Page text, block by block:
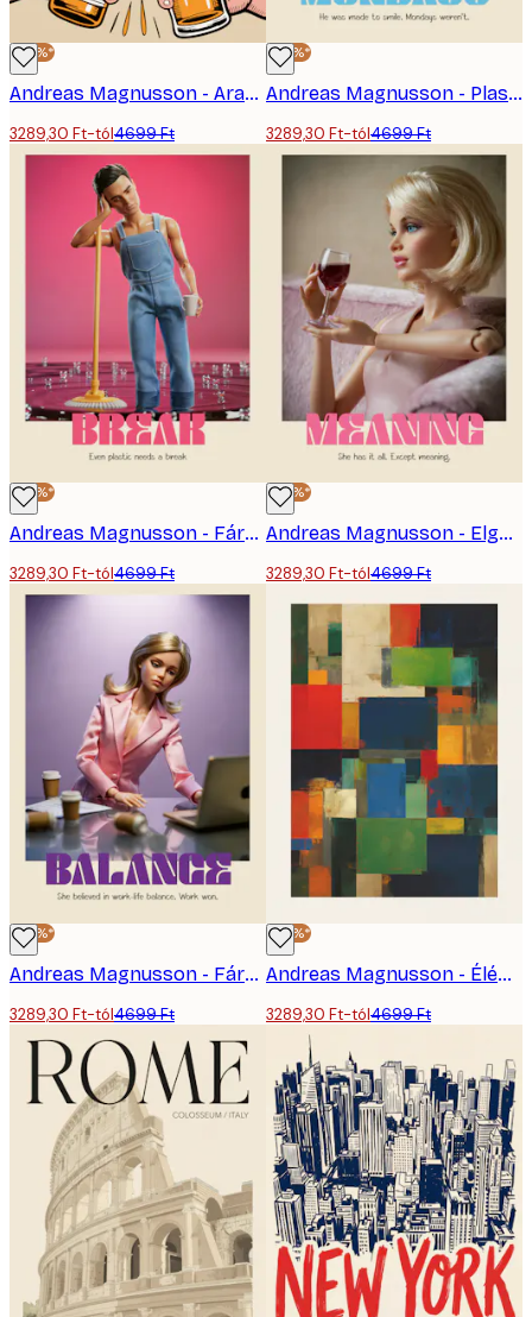
-30%*
Andreas Magnusson - Arany Sör Koccintás Poszter
3289,30 Ft-tól4699 Ft
-30%*
Andreas Magnusson - Plastic Life - Hétfők Poszter
3289,30 Ft-tól4699 Ft
-30%*
Andreas Magnusson - Fáradt Baba Szünetidő Poszter
3289,30 Ft-tól4699 Ft
-30%*
Andreas Magnusson - Elgondolkodó Szőke Baba Poszter
3289,30 Ft-tól4699 Ft
-30%*
Andreas Magnusson - Fáradt Vállalati Baba Poszter
3289,30 Ft-tól4699 Ft
-30%*
Andreas Magnusson - Élénk Színblokkok Poszter
3289,30 Ft-tól4699 Ft